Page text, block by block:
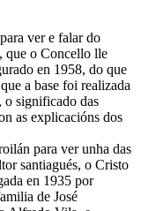
ver e falar do
que o Concello lle
en 1958, do que
a base foi realizada
o significado das
as explicacións dos
para ver unha das
santiagués, o Cristo
en 1935 por
de José